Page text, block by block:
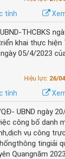
tính
THCBKS
khai thực
05/4/2023
Hiệu lực: 26/
tính
UBND ngày
công bố danh
vụ công
tingiải
Quangnăm 2023